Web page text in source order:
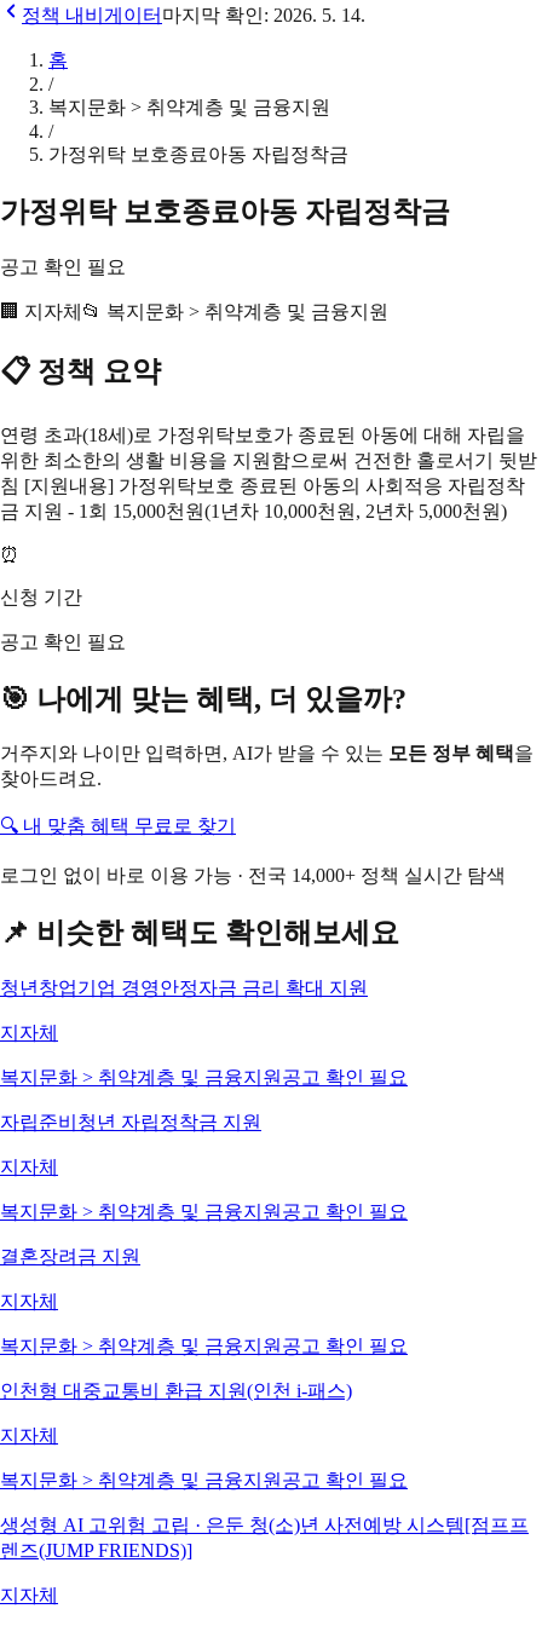
정책 내비게이터 마지막 확인: 2026. 5. 14.
홈
/
복지문화 > 취약계층 및 금융지원
/
가정위탁 보호종료아동 자립정착금
가정위탁 보호종료아동 자립정착금
공고 확인 필요
🏢 지자체 📂 복지문화 > 취약계층 및 금융지원
📋 정책 요약
연령 초과(18세)로 가정위탁보호가 종료된 아동에 대해 자립을
위한 최소한의 생활 비용을 지원함으로써 건전한 홀로서기 뒷받
침 [지원내용] 가정위탁보호 종료된 아동의 사회적응 자립정착
금 지원 - 1회 15,000천원(1년차 10,000천원, 2년차 5,000천원)
⏰
신청 기간
공고 확인 필요
🎯 나에게 맞는 혜택, 더 있을까?
거주지와 나이만 입력하면, AI가 받을 수 있는 모든 정부 혜택을
찾아드려요.
🔍 내 맞춤 혜택 무료로 찾기
로그인 없이 바로 이용 가능 · 전국 14,000+ 정책 실시간 탐색
📌 비슷한 혜택도 확인해보세요
청년창업기업 경영안정자금 금리 확대 지원
지자체
복지문화 > 취약계층 및 금융지원 공고 확인 필요
자립준비청년 자립정착금 지원
지자체
복지문화 > 취약계층 및 금융지원 공고 확인 필요
결혼장려금 지원
지자체
복지문화 > 취약계층 및 금융지원 공고 확인 필요
인천형 대중교통비 환급 지원(인천 i-패스)
지자체
복지문화 > 취약계층 및 금융지원 공고 확인 필요
생성형 AI 고위험 고립 · 은둔 청(소)년 사전예방 시스템[점프프
렌즈(JUMP FRIENDS)]
지자체